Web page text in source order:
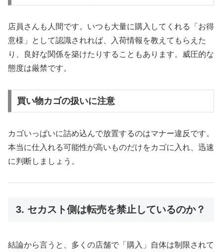
店員さんも人間です。いつも大量に購入してくれる「お得
意様」として認識されれば、入荷情報を教えてもらえた
り、良好な関係を築けたりすることもあります。威圧的な
態度は厳禁です。
買い物カゴの扱いに注意
カゴいっぱいに詰め込んで放置するのはマナー違反です。
本当に仕入れる可能性が高いものだけをカゴに入れ、迅速
に判断しましょう。
3. セカスト側は転売を禁止しているのか？
結論から言うと、多くの店舗で「購入」自体は制限されて